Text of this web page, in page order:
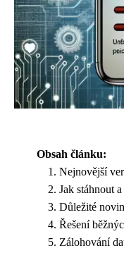
Obsah článku:
Nejnovější
Jak stáhnout
Důležité
Řešení
Zálohování